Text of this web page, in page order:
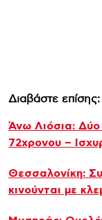
Διαβάστε επίσης:
Άνω Λιόσια:
72χρονου –
Θεσσαλονίκη:
κινούνται με